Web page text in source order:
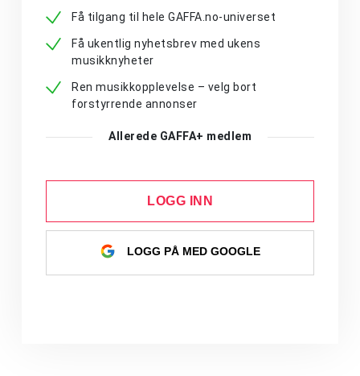
Få tilgang til hele GAFFA.no-universet
Få ukentlig nyhetsbrev med ukens
musikknyheter
Ren musikkopplevelse – velg bort
forstyrrende annonser
Allerede GAFFA+ medlem
LOGG INN
LOGG PÅ MED GOOGLE